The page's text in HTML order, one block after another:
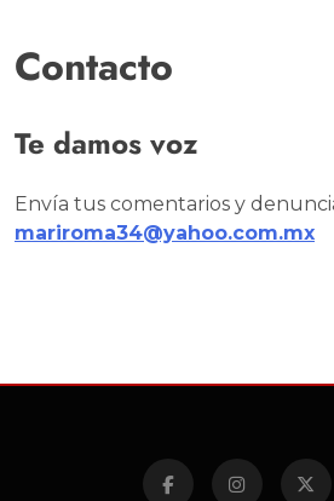
Contacto
Te damos voz
Envía tus comentarios y
mariroma34@yahoo.com.mx